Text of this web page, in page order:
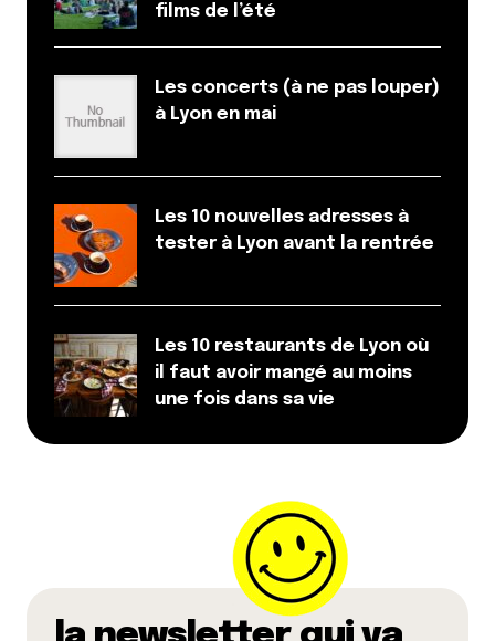
films de l’été
Les concerts (à ne pas louper)
à Lyon en mai
Les 10 nouvelles adresses à
tester à Lyon avant la rentrée
Les 10 restaurants de Lyon où
il faut avoir mangé au moins
une fois dans sa vie